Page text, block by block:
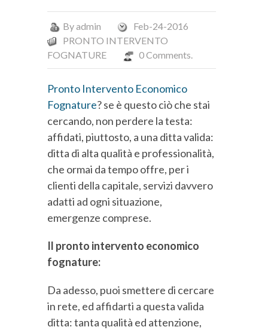
Byadmin
Feb-24-2016
PRONTO INTERVENTO
FOGNATURE
0 Comments.
Pronto Intervento Economico
Fognature? se è questo ciò che stai
cercando, non perdere la testa:
affidati, piuttosto, a una ditta valida:
ditta di alta qualità e professionalità,
che ormai da tempo offre, per i
clienti della capitale, servizi davvero
adatti ad ogni situazione,
emergenze comprese.
Il pronto intervento economico
fognature:
Da adesso, puoi smettere di cercare
in rete, ed affidarti a questa valida
ditta: tanta qualità ed attenzione,